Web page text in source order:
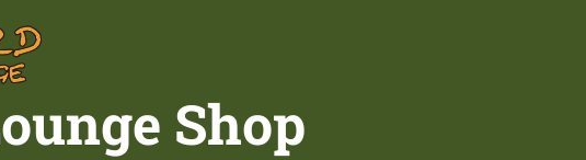
Shop